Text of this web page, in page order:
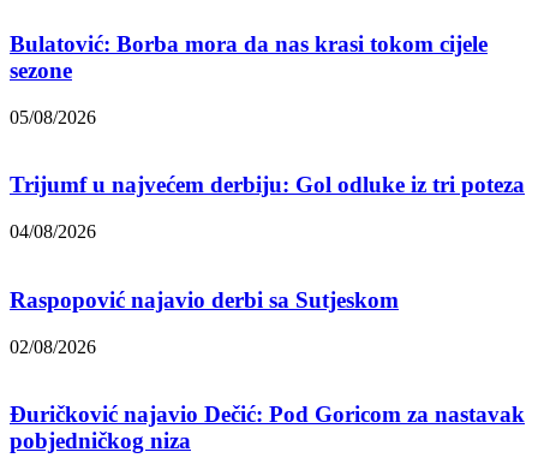
Bulatović: Borba mora da nas krasi tokom cijele
sezone
05/08/2026
Trijumf u najvećem derbiju: Gol odluke iz tri poteza
04/08/2026
Raspopović najavio derbi sa Sutjeskom
02/08/2026
Đuričković najavio Dečić: Pod Goricom za nastavak
pobjedničkog niza